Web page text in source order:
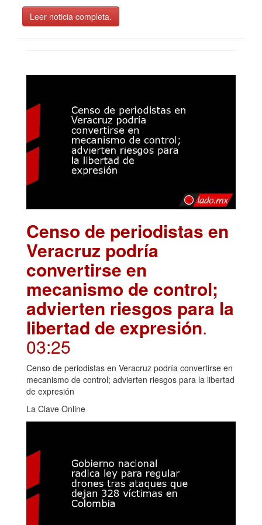
Leer noticia completa.
Censo de periodistas en
Veracruz podría
convertirse en
mecanismo de control;
advierten riesgos para la
libertad de expresión.
03:25
Censo de periodistas en Veracruz podría convertirse en
mecanismo de control; advierten riesgos para la libertad
de expresión
La Clave Online